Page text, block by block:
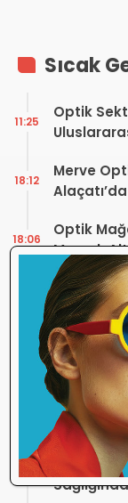
Sıcak
Optik
11:25
Merve
18:12
Optik
Mercek
18:06
Açıklama!
Atilla
11:03
Bir günde
neden
Sosyal
10:49